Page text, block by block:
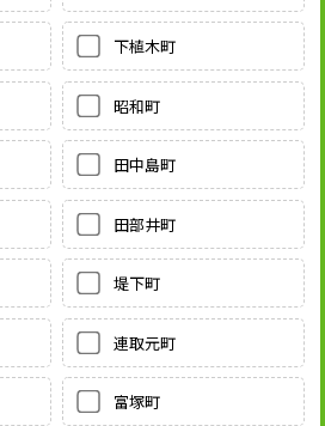
下植木町
昭和町
田中島町
田部井町
堤下町
連取元町
富塚町